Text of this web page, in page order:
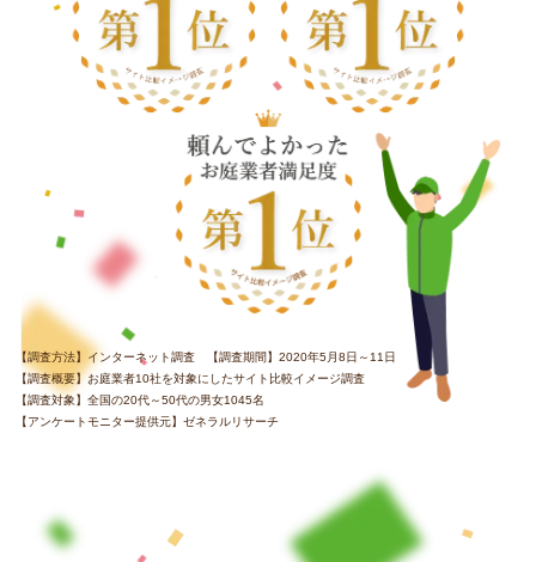
【調査方法】インターネット調査 【調査期間】2020年5月8日～11日
【調査概要】お庭業者10社を対象にしたサイト比較イメージ調査
【調査対象】全国の20代～50代の男女1045名
【アンケートモニター提供元】ゼネラルリサーチ